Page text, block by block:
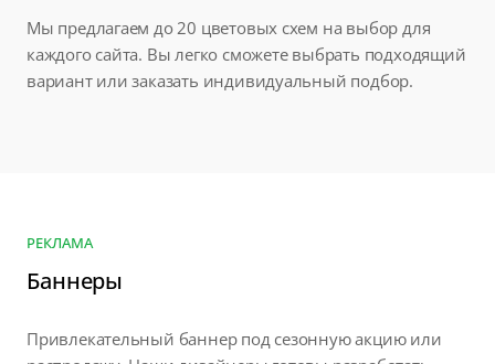
Мы предлагаем до 20 цветовых схем на выбор для
каждого сайта. Вы легко сможете выбрать подходящий
вариант или заказать индивидуальный подбор.
РЕКЛАМА
Баннеры
Привлекательный баннер под сезонную акцию или